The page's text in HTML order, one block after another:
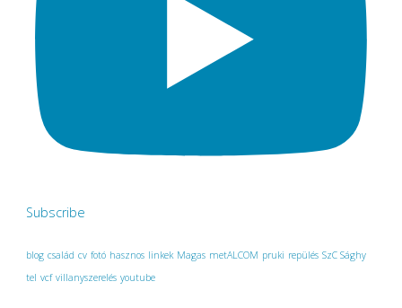
Subscribe
blog család cv fotó hasznos linkek Magas metALCOM pruki repülés SzC Sághy
tel vcf villanyszerelés youtube